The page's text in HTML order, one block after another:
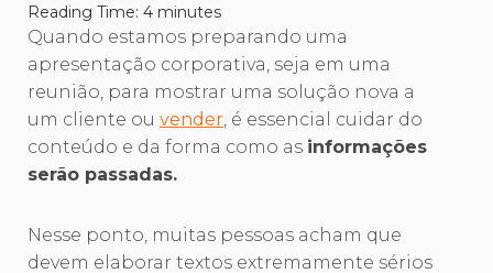
Reading Time: 4 minutes
Quando estamos preparando uma
apresentação corporativa, seja em uma
reunião, para mostrar uma solução nova a
um cliente ou vender, é essencial cuidar do
conteúdo e da forma como as informações
serão passadas.
Nesse ponto, muitas pessoas acham que
devem elaborar textos extremamente sérios